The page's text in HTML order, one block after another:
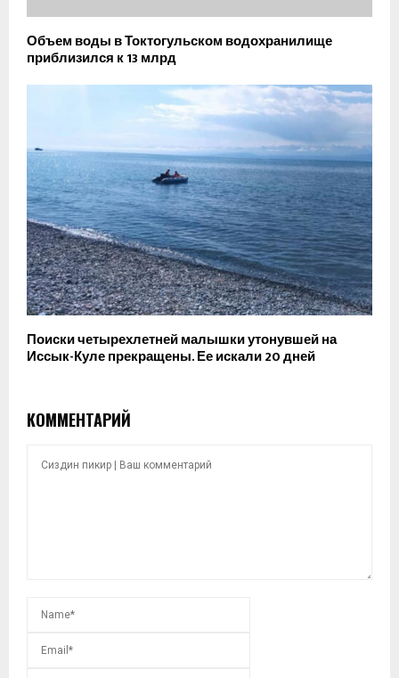
Объем воды в Токтогульском водохранилище
приблизился к 13 млрд
Поиски четырехлетней малышки утонувшей на
Иссык-Куле прекращены. Ее искали 20 дней
КОММЕНТАРИЙ